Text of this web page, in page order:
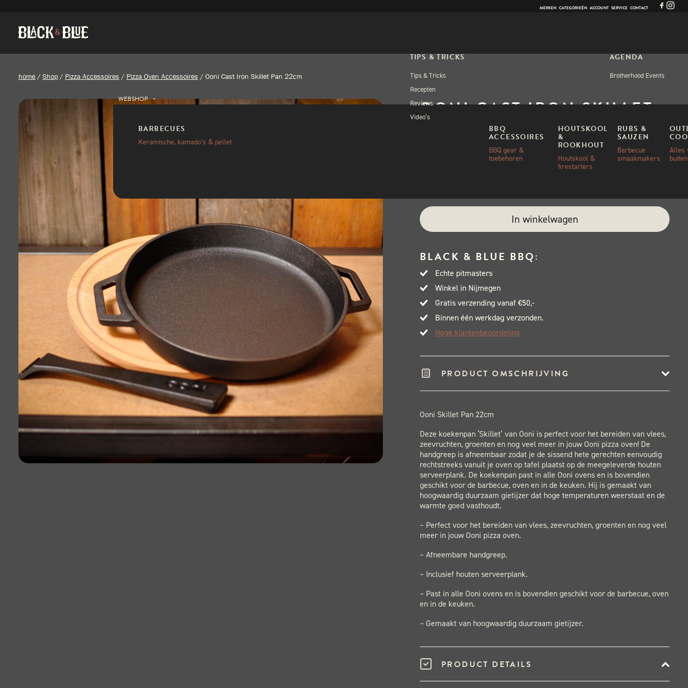
MERKEN CATEGORIEËN ACCOUNT SERVICE CONTACT
WEBSHOP
BARBECUES
Keramische, kamado’s & pellet
BBQ
ACCESSOIRES
BBQ gear &
toebehoren
HOUTSKOOL
&
ROOKHOUT
Houtskool &
firestarters
RUBS &
SAUZEN
Barbecue
smaakmakers
Alles
TIPS & TRICKS
Tips & Tricks
Recepten
Reviews
Video’s
AGENDA
Brotherhood Events
home / Shop / Pizza Accessoires / Pizza Oven Accessoires / Ooni Cast Iron Skillet Pan 22cm
OONI CAST IRON SKILLET
PAN 22CM
In winkelwagen
Alternative:
BLACK & BLUE BBQ:
Echte pitmasters
Winkel in Nijmegen
Gratis verzending vanaf €50,-
Binnen één werkdag verzonden.
Hoge klantenbeoordeling
PRODUCT OMSCHRIJVING
Ooni Skillet Pan 22cm
Deze koekenpan ‘Skillet’ van Ooni is perfect voor het bereiden van vlees,
zeevruchten, groenten en nog veel meer in jouw Ooni pizza oven! De
handgreep is afneembaar zodat je de sissend hete gerechten eenvoudig
rechtstreeks vanuit je oven op tafel plaatst op de meegeleverde houten
serveerplank. De koekenpan past in alle Ooni ovens en is bovendien
geschikt voor de barbecue, oven en in de keuken. Hij is gemaakt van
hoogwaardig duurzaam gietijzer dat hoge temperaturen weerstaat en de
warmte goed vasthoudt.
– Perfect voor het bereiden van vlees, zeevruchten, groenten en nog veel
meer in jouw Ooni pizza oven.
– Afneembare handgreep.
– Inclusief houten serveerplank.
– Past in alle Ooni ovens en is bovendien geschikt voor de barbecue, oven
en in de keuken.
– Gemaakt van hoogwaardig duurzaam gietijzer.
PRODUCT DETAILS